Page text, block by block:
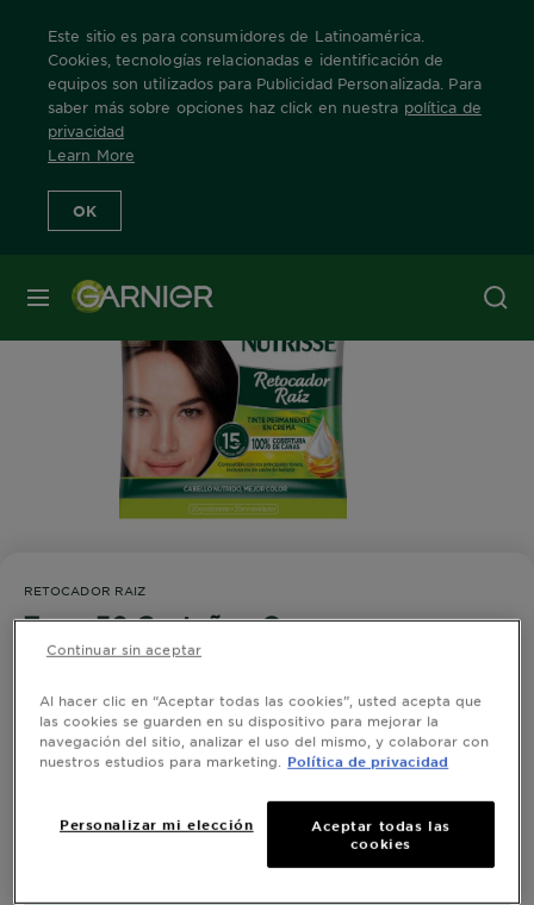
Este sitio es para consumidores de Latinoamérica.
Cookies, tecnologías relacionadas e identificación de
equipos son utilizados para Publicidad Personalizada. Para
saber más sobre opciones haz click en nuestra política de
privacidad
Learn More
OK
MENÚ
Home nutrisse
RETOCADOR RAIZ
Tono 30 Castaños Oscuros
Retocador de raíz permanente en crema.
100% Cobertura de canas.
Encuentra tu tono, compatible con las principales
marcas de tinte.
Usa tu retocador entre cada tinte.
VER MÁS
Al hacer clic en “Aceptar todas las cookies”, usted acepta que
las cookies se guarden en su dispositivo para mejorar la
navegación del sitio, analizar el uso del mismo, y colaborar con
nuestros estudios para marketing.
Política de privacidad
Personalizar mi elección
Aceptar todas las
cookies
Continuar sin aceptar